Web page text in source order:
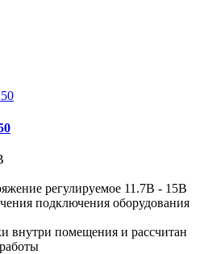
регулируемое 11.7В - 15В
подключения оборудования
внутри помещения и рассчитан